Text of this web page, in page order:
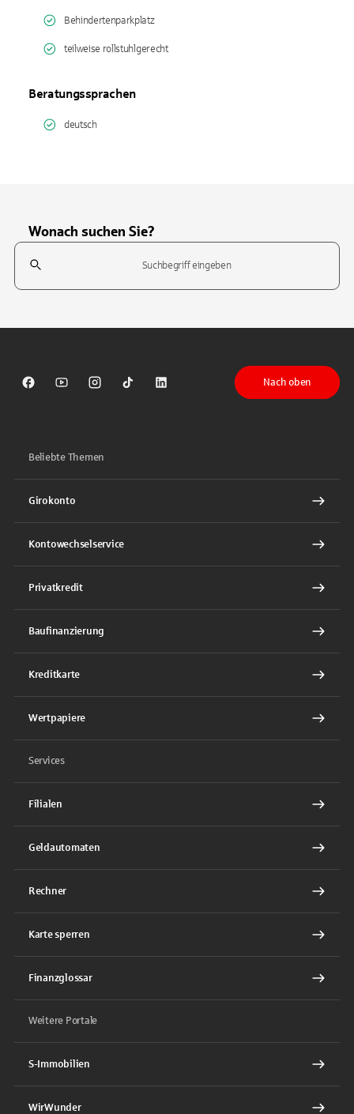
Behindertenparkplatz
teilweise rollstuhlgerecht
Beratungssprachen
deutsch
Wonach suchen Sie?
Suchfeld
Sparkasse auf Facebook
Sparkasse auf Youtube
Sparkasse auf Instagram
Sparkasse auf TikTok
Sparkasse auf LinkedIn
Nach oben
Beliebte Themen
Girokonto
Kontowechselservice
Privatkredit
Baufinanzierung
Kreditkarte
Wertpapiere
Services
Filialen
Geldautomaten
Rechner
Karte sperren
Finanzglossar
Weitere Portale
S-Immobilien
WirWunder